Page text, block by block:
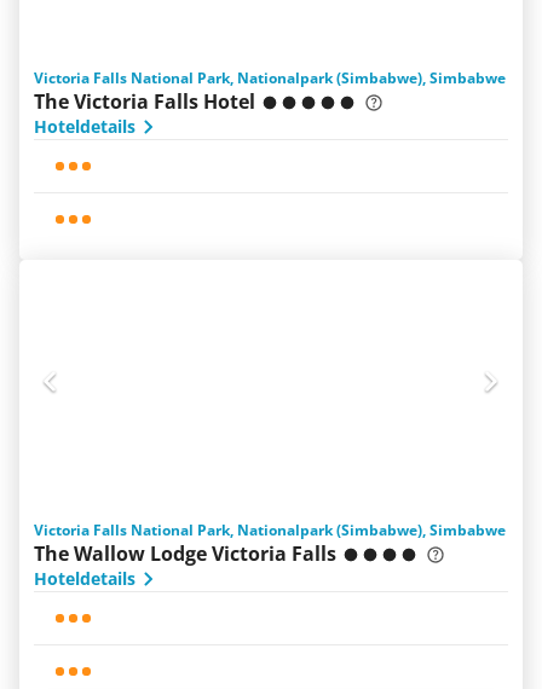
Victoria Falls National Park, Nationalpark (Simbabwe), Simbabwe
The Victoria Falls Hotel
Hoteldetails
Victoria Falls National Park, Nationalpark (Simbabwe), Simbabwe
The Wallow Lodge Victoria Falls
Hoteldetails